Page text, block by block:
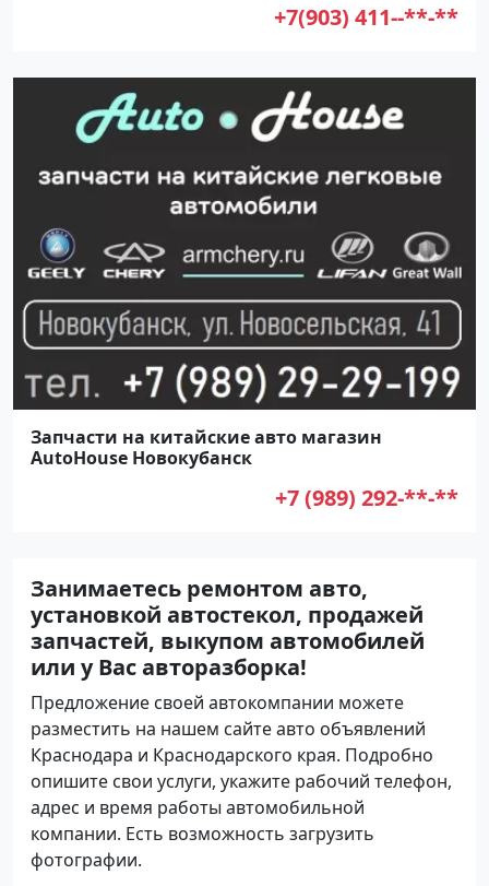
+7(903) 411--**-**
Запчасти на китайские авто магазин
AutoHouse Новокубанск
+7 (989) 292-**-**
Занимаетесь ремонтом авто,
установкой автостекол, продажей
запчастей, выкупом автомобилей
или у Вас авторазборка!
Предложение своей автокомпании можете
разместить на нашем сайте авто объявлений
Краснодара и Краснодарского края. Подробно
опишите свои услуги, укажите рабочий телефон,
адрес и время работы автомобильной
компании. Есть возможность загрузить
фотографии.